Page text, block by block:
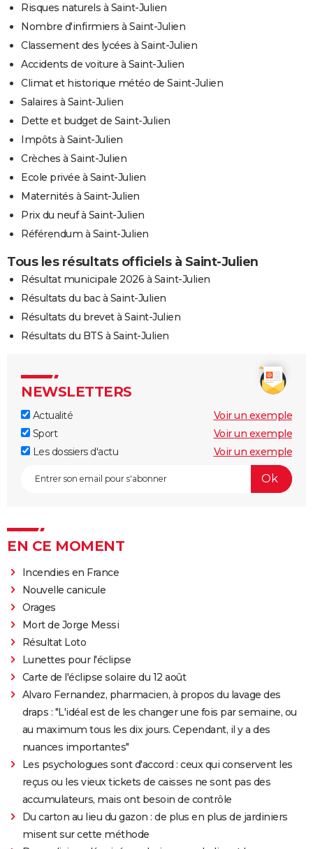
Risques naturels à Saint-Julien
Nombre d'infirmiers à Saint-Julien
Classement des lycées à Saint-Julien
Accidents de voiture à Saint-Julien
Climat et historique météo de Saint-Julien
Salaires à Saint-Julien
Dette et budget de Saint-Julien
Impôts à Saint-Julien
Crèches à Saint-Julien
Ecole privée à Saint-Julien
Maternités à Saint-Julien
Prix du neuf à Saint-Julien
Référendum à Saint-Julien
Tous les résultats officiels à Saint-Julien
Résultat municipale 2026 à Saint-Julien
Résultats du bac à Saint-Julien
Résultats du brevet à Saint-Julien
Résultats du BTS à Saint-Julien
NEWSLETTERS
Actualité
Voir un exemple
Sport
Voir un exemple
Les dossiers d'actu
Voir un exemple
EN CE MOMENT
Incendies en France
Nouvelle canicule
Orages
Mort de Jorge Messi
Résultat Loto
Lunettes pour l'éclipse
Carte de l'éclipse solaire du 12 août
Alvaro Fernandez, pharmacien, à propos du lavage des
draps : "L'idéal est de les changer une fois par semaine, ou
au maximum tous les dix jours. Cependant, il y a des
nuances importantes"
Les psychologues sont d'accord : ceux qui conservent les
reçus ou les vieux tickets de caisses ne sont pas des
accumulateurs, mais ont besoin de contrôle
Du carton au lieu du gazon : de plus en plus de jardiniers
misent sur cette méthode